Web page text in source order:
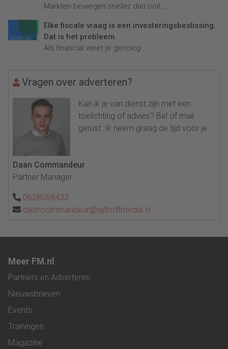
Markten bewegen sneller dan ooit....
Elke fiscale vraag is een investeringsbeslissing.
Dat is het probleem.
Als financial weet je genoeg...
Vragen over adverteren?
Kan ik je van dienst zijn met een
toelichting of advies? Bel of mail
gerust. Ik neem graag de tijd voor je.
Daan Commandeur
Partner Manager
0628068433
daancommandeur@sijthoffmedia.nl
Meer FM.nl
Partners en Adverteren
Nieuwsbrieven
Events
Trainingen
Magazine